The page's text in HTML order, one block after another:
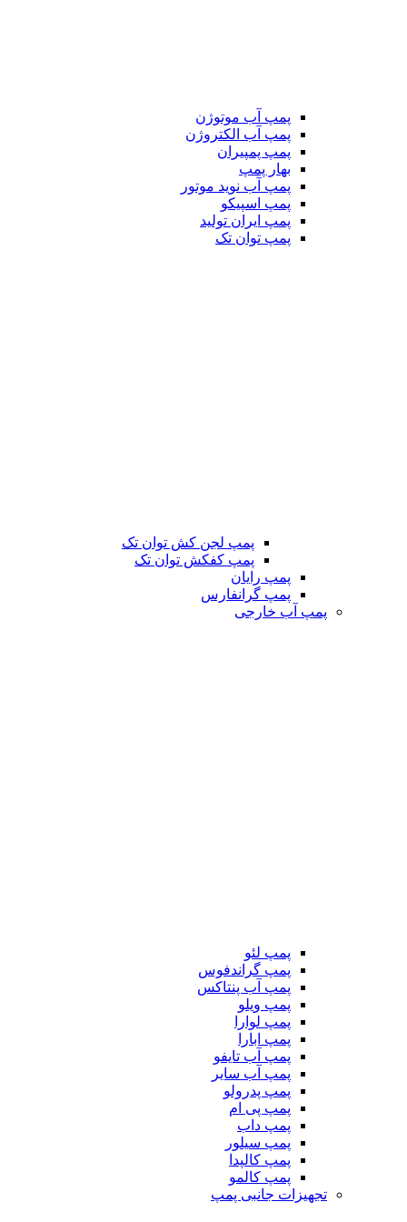
پمپ آب موتوژن
پمپ آب الکتروژن
پمپ پمپیران
بهار پمپ
پمپ آب نوید موتور
پمپ اسپیکو
پمپ ایران تولید
پمپ توان تک
پمپ لجن کش توان تک
پمپ کفکش توان تک
پمپ رایان
پمپ گرانفارس
پمپ آب خارجی
پمپ لئو
پمپ گراندفوس
پمپ آب پنتاکس
پمپ ویلو
پمپ لوارا
پمپ ابارا
پمپ آب تایفو
پمپ آب سایر
پمپ پدرولو
پمپ پی ام
پمپ داب
پمپ سیلور
پمپ کالپدا
پمپ کالمو
تجهیزات جانبی پمپ